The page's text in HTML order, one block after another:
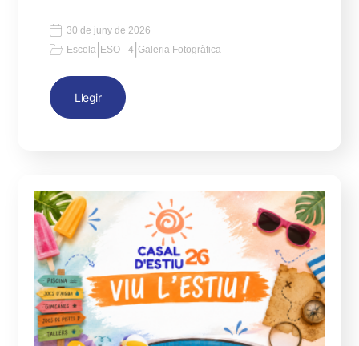
30 de juny de 2026
Escola ESO - 4 |Galeria Fotogràfica
Llegir